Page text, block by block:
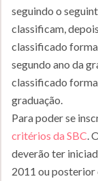
seguindo o
classificam,
classificado
segundo ano da
classificado
graduação.
Para poder se
critérios da SBC .
deverão ter
2011 ou posterior